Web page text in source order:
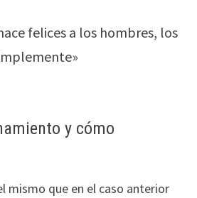
felices a los hombres, los
y cómo
mismo que en el caso anterior